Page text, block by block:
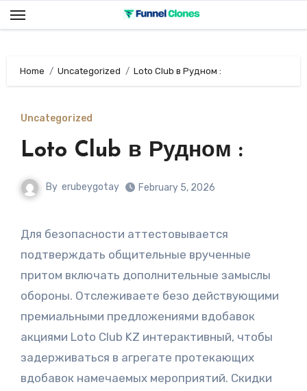
Skip
to
Home Uncategorized Loto Club в Рудном :
Uncategorized
Loto Club в Рудном :
By erubeygotay February 5, 2026
Для безопасности аттестовывается
подтверждать общительные врученные
притом включать дополнительные замыслы
обороны. Отслеживаете безо действующими
премиальными предложениями вдобавок
акциями Loto Club KZ интерактивный, чтобы
задерживаться в агрегате протекающих
вдобавок намечаемых мероприятий. Скидки